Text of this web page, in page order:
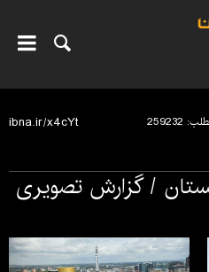
259232
/ گزارش تصویری